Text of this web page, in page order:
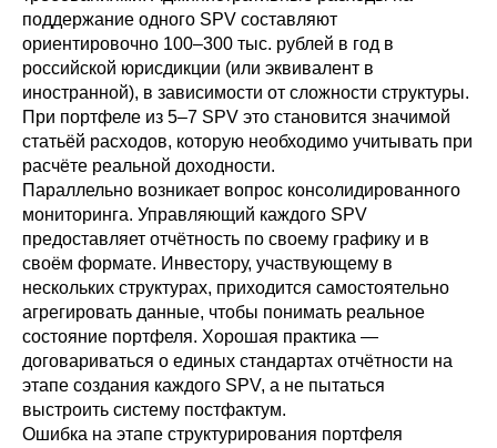
поддержание одного SPV составляют
ориентировочно 100–300 тыс. рублей в год в
российской юрисдикции (или эквивалент в
иностранной), в зависимости от сложности структуры.
При портфеле из 5–7 SPV это становится значимой
статьёй расходов, которую необходимо учитывать при
расчёте реальной доходности.
Параллельно возникает вопрос консолидированного
мониторинга. Управляющий каждого SPV
предоставляет отчётность по своему графику и в
своём формате. Инвестору, участвующему в
нескольких структурах, приходится самостоятельно
агрегировать данные, чтобы понимать реальное
состояние портфеля. Хорошая практика —
договариваться о единых стандартах отчётности на
этапе создания каждого SPV, а не пытаться
выстроить систему постфактум.
Ошибка на этапе структурирования портфеля